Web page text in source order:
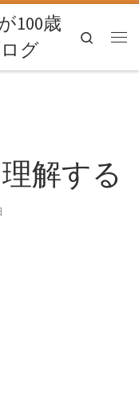
100歳
グ
Search
解する